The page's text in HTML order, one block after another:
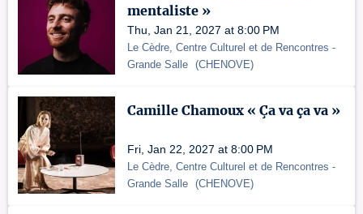
mentaliste »
Thu, Jan 21, 2027 at 8:00 PM
Le Cèdre, Centre Culturel et de Rencontres -
Grande Salle (CHENOVE)
Camille Chamoux « Ça va ça va »
Fri, Jan 22, 2027 at 8:00 PM
Le Cèdre, Centre Culturel et de Rencontres -
Grande Salle (CHENOVE)